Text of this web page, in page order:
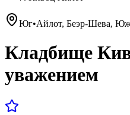
Юг•Айлот, Беэр-Шева,
Кладбище
уважением